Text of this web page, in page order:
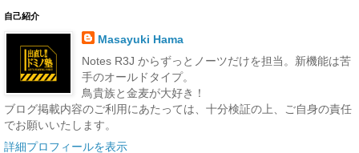
自己紹介
Masayuki Hama
Notes R3J からずっとノーツだけを担当。新機能は苦
手のオールドタイプ。
鳥貴族と金麦が大好き！
ブログ掲載内容のご利用にあたっては、十分検証の上、ご自身の責任
でお願いいたします。
詳細プロフィールを表示